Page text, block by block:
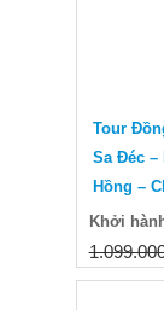
Tour
Sa Đéc –
Hồng –
Khởi